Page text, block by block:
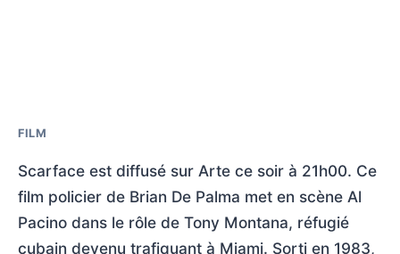
FILM
Scarface est diffusé sur Arte ce soir à 21h00. Ce
film policier de Brian De Palma met en scène Al
Pacino dans le rôle de Tony Montana, réfugié
cubain devenu trafiquant à Miami. Sorti en 1983,